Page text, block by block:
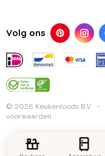
Volg ons
© 2026 Keukenloods B.V.
voorwaarden